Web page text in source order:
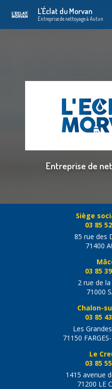
principal
L'Éclat du Morvan
Entreprise de nettoyage à Autun
Entreprise de
Siège
03 85
85 rue des
71400
03 85
2 rue de
71000
Chalon-
03 85
Les
71150
Le
03 85
1415 avenue
71200 LE